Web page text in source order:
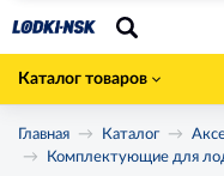
Каталог товаров
Главная Каталог
Комплектующие для